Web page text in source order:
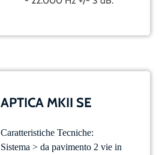
APTICA MKII SE
Caratteristiche Tecniche:
Sistema > da pavimento 2 vie in